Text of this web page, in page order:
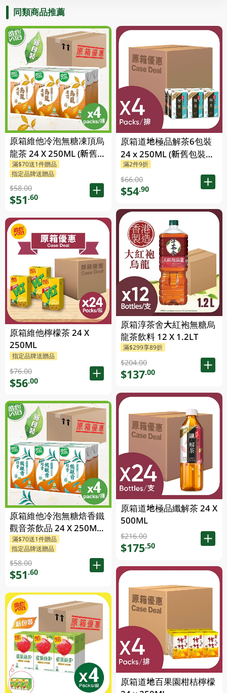
同類商品推薦
原箱維他冷泡無糖凍頂烏
龍茶 24 X 250ML (新舊包
裝隨機發貨)
滿$70送1件贈品
指定品牌送贈品
$58.00
$51.60
原箱維他檸檬茶 24 X
250ML
指定品牌送贈品
$76.00
$56.00
原箱維他冷泡無糖焙香鐵
觀音茶飲品 24 X 250ML
(新舊包裝隨機發貨)
滿$70送1件贈品
指定品牌送贈品
$58.00
$51.60
原箱道地極品解茶6包裝
24 x 250ML (新舊包裝隨
機發貨)
滿2件9折
$66.00
$54.90
原箱淳茶舍大紅袍無糖烏
龍茶飲料 12 X 1.2LT
滿$299享89折
$204.00
$137.00
原箱道地極品纖解茶 24 X
500ML
$216.00
$175.50
原箱道地百果園柑桔檸檬